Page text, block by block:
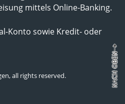
mittels Online-Banking.
Konto sowie Kredit- oder
all rights reserved.